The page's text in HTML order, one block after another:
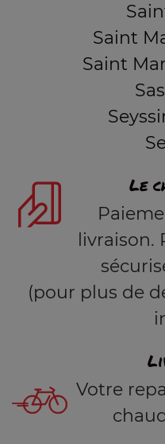
Saint
Saint
Le
livraison.
(pour plus de
Votre